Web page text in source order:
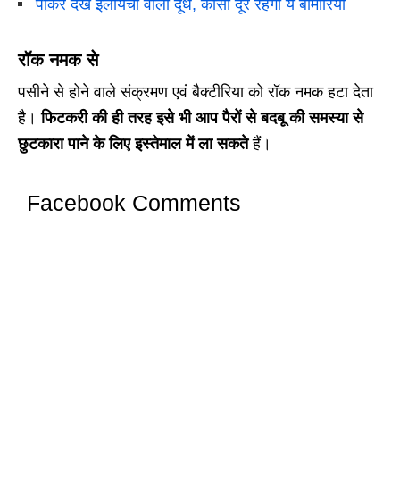
पीकर देखें इलायची वाला दूध, कोसों दूर रहेंगी ये बीमारियां
रॉक नमक से
पसीने से होने वाले संक्रमण एवं बैक्टीरिया को रॉक नमक हटा देता
है।फिटकरी की ही तरह इसे भी आप पैरों से बदबू की समस्या से
छुटकारा पाने के लिए इस्तेमाल में ला सकतेहैं।
Facebook Comments